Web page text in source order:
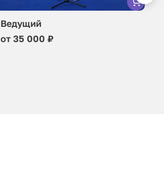
Ведущий
от 35 000 ₽